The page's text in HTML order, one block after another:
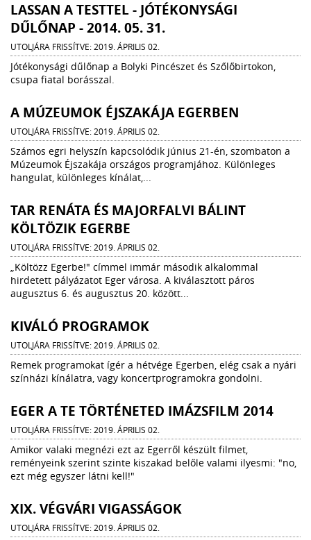
LASSAN A TESTTEL - JÓTÉKONYSÁGI
DŰLŐNAP - 2014. 05. 31.
UTOLJÁRA FRISSÍTVE: 2019. ÁPRILIS 02.
Jótékonysági dűlőnap a Bolyki Pincészet és Szőlőbirtokon,
csupa fiatal borásszal.
A MÚZEUMOK ÉJSZAKÁJA EGERBEN
UTOLJÁRA FRISSÍTVE: 2019. ÁPRILIS 02.
Számos egri helyszín kapcsolódik június 21-én, szombaton a
Múzeumok Éjszakája országos programjához. Különleges
hangulat, különleges kínálat,...
TAR RENÁTA ÉS MAJORFALVI BÁLINT
KÖLTÖZIK EGERBE
UTOLJÁRA FRISSÍTVE: 2019. ÁPRILIS 02.
„Költözz Egerbe!" címmel immár második alkalommal
hirdetett pályázatot Eger városa. A kiválasztott páros
augusztus 6. és augusztus 20. között...
KIVÁLÓ PROGRAMOK
UTOLJÁRA FRISSÍTVE: 2019. ÁPRILIS 02.
Remek programokat ígér a hétvége Egerben, elég csak a nyári
színházi kínálatra, vagy koncertprogramokra gondolni.
EGER A TE TÖRTÉNETED IMÁZSFILM 2014
UTOLJÁRA FRISSÍTVE: 2019. ÁPRILIS 02.
Amikor valaki megnézi ezt az Egerről készült filmet,
reményeink szerint szinte kiszakad belőle valami ilyesmi: "no,
ezt még egyszer látni kell!"
XIX. VÉGVÁRI VIGASSÁGOK
UTOLJÁRA FRISSÍTVE: 2019. ÁPRILIS 02.